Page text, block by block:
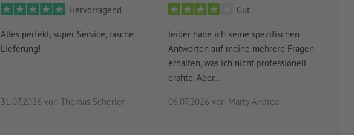
Hervorragend
Alles perfekt, super Service, rasche
Lieferung!
31.07.2026 von Thomas Scherler
Gut
leider habe ich keine spezifischen
Antworten auf meine mehrere Fragen
erhalten, was ich nicht professionell
erahte. Aber...
06.07.2026 von Marty Andrea